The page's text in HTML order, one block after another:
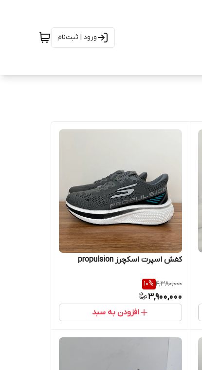
ورود | ثبت‌نام
کفش اسپرت اسکچرز propulsion
4,380,000
10%
3,900,000
افزودن به سبد